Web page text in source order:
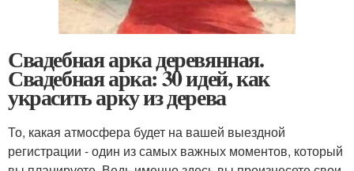
Свадебная арка деревянная.
Свадебная арка: 30 идей, как
украсить арку из дерева
То, какая атмосфера будет на вашей выездной
регистрации - один из самых важных моментов, который